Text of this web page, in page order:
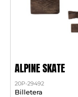
ALPINE SKATE
20P-29492
Billetera